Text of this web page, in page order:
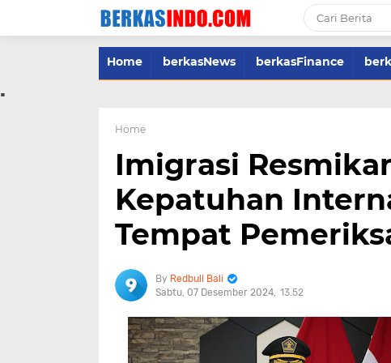
Home berkasNews berkasFinance
.
Home
Imigrasi
Kepatuhan
Tempat
Redbull Bali
Sabtu, 07 Desember 2024 13.52